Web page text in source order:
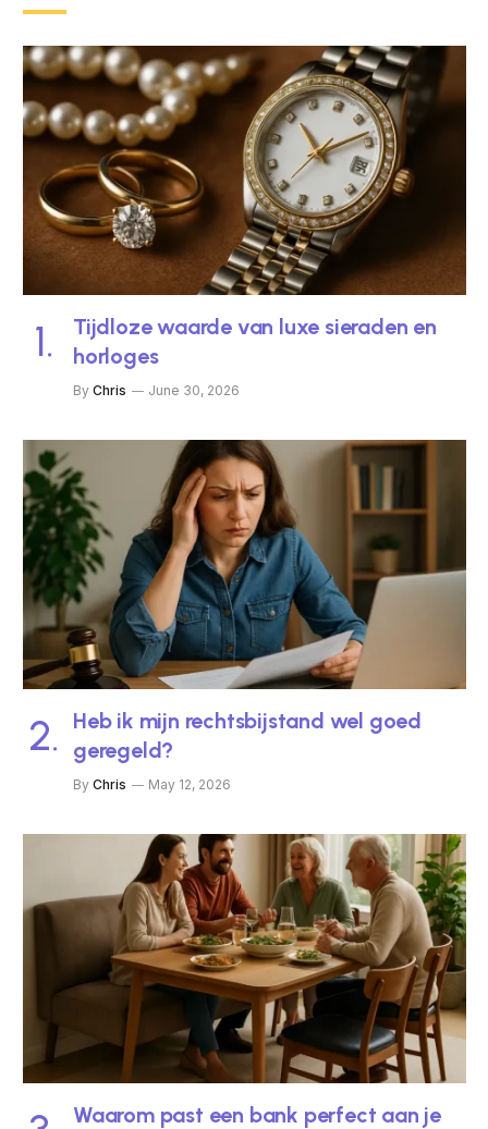
Tijdloze waarde van luxe sieraden en
horloges
By Chris June 30, 2026
Heb ik mijn rechtsbijstand wel goed
geregeld?
By Chris May 12, 2026
Waarom past een bank perfect aan je